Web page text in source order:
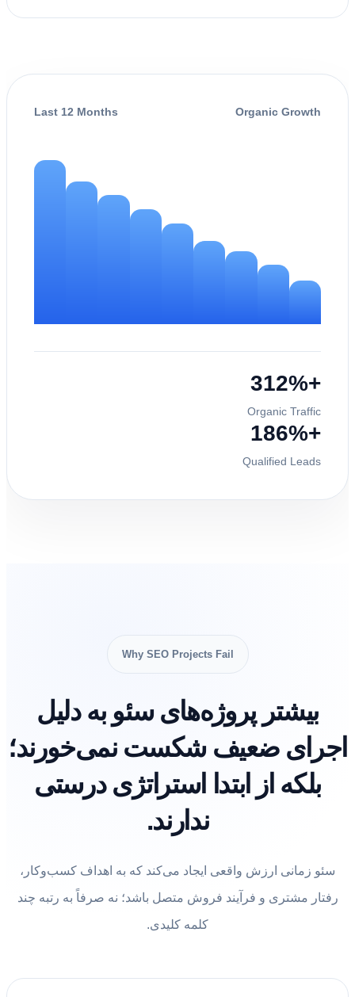
Organic Growth
Last 12 Months
+312%
Organic Traffic
+186%
Qualified Leads
Why SEO Projects Fail
بیشتر پروژه‌های سئو به دلیل
اجرای ضعیف شکست نمی‌خورند؛
بلکه از ابتدا استراتژی درستی
ندارند.
سئو زمانی ارزش واقعی ایجاد می‌کند که به اهداف کسب‌وکار،
رفتار مشتری و فرآیند فروش متصل باشد؛ نه صرفاً به رتبه چند
کلمه کلیدی.